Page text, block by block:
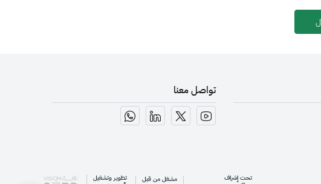
تواصل معنا
تحت إشراف مشغل من قبل تطوير وتشغيل